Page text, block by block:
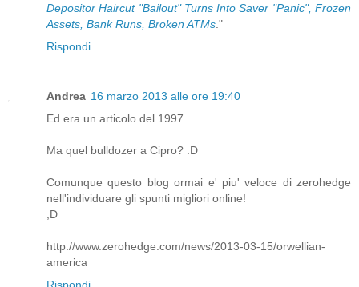
Depositor Haircut "Bailout" Turns Into Saver "Panic", Frozen
Assets, Bank Runs, Broken ATMs ."
Rispondi
Andrea 16 marzo 2013 alle ore 19:40
Ed era un articolo del 1997...
Ma quel bulldozer a Cipro? :D
Comunque questo blog ormai e' piu' veloce di zerohedge
nell'individuare gli spunti migliori online!
;D
http://www.zerohedge.com/news/2013-03-15/orwellian-
america
Rispondi